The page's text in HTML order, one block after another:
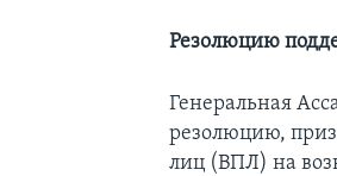
Резолюцию
Генеральная
резолюцию,
лиц (ВПЛ) на